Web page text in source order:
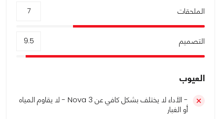
الملحقات 7
التصميم 9.5
العيوب
- الأداء لا يختلف بشكل كافي عن Nova 3 - لا يقاوم المياه
أو الغبار